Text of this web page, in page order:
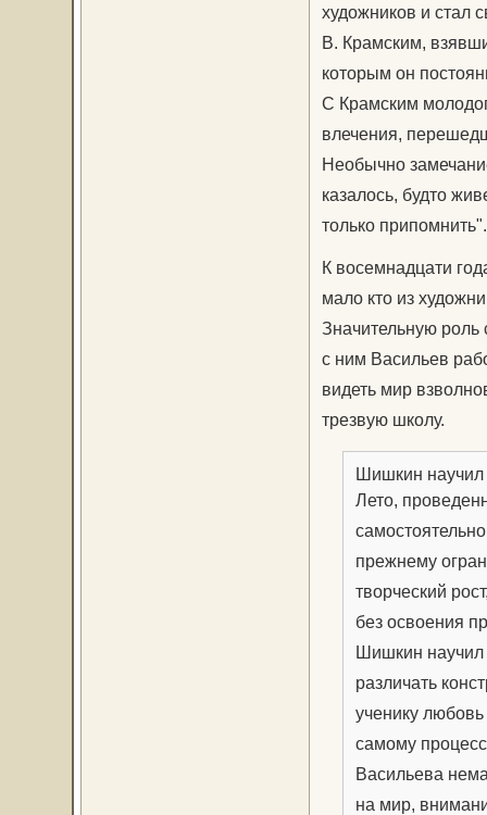
художников и стал
В. Крамским,
которым он
С Крамским
влечения,
Необычно
казалось, будто
только припомнить".
К восемнадцати
мало кто из
Значительную
с ним Васильев
видеть мир
трезвую школу.
Шишкин научил
Лето,
прежнему
творческий
без освоения
Шишкин научил
различать
ученику
самому
Васильева
на мир,